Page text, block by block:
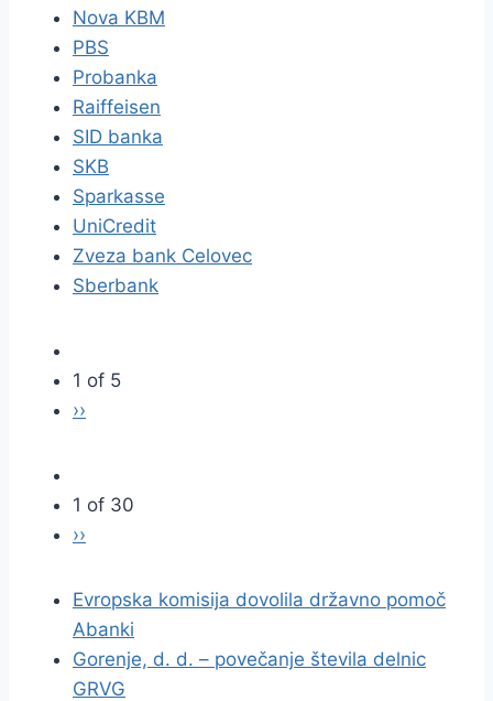
Nova KBM
PBS
Probanka
Raiffeisen
SID banka
SKB
Sparkasse
UniCredit
Zveza bank Celovec
Sberbank
1 of 5
››
1 of 30
››
Evropska komisija dovolila državno pomoč
Abanki
Gorenje, d. d. – povečanje števila delnic
GRVG